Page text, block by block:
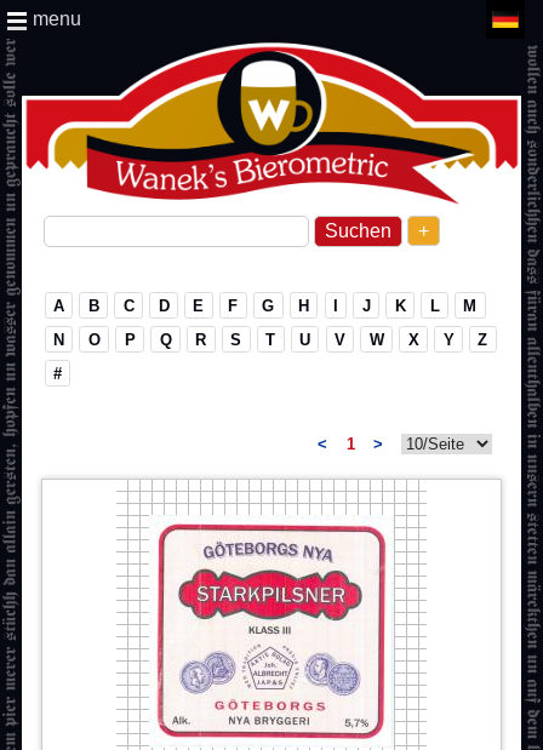
+
menu
A B C D E F G H I J K L
M
N
O P Q R S T U V W X Y
Z
#
< 1 >